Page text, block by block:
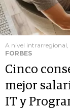
A nivel intrarregional,
FORBES
Cinco
mejor
IT y